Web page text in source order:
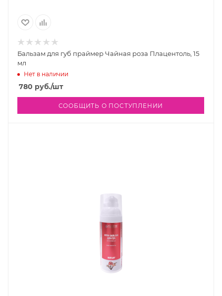
Бальзам для губ праймер Чайная роза Плацентоль, 15
мл
Нет в наличии
780 руб./шт
СООБЩИТЬ О ПОСТУПЛЕНИИ